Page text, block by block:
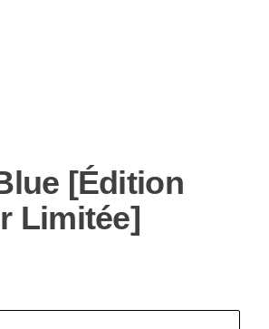
[Édition
Limitée]